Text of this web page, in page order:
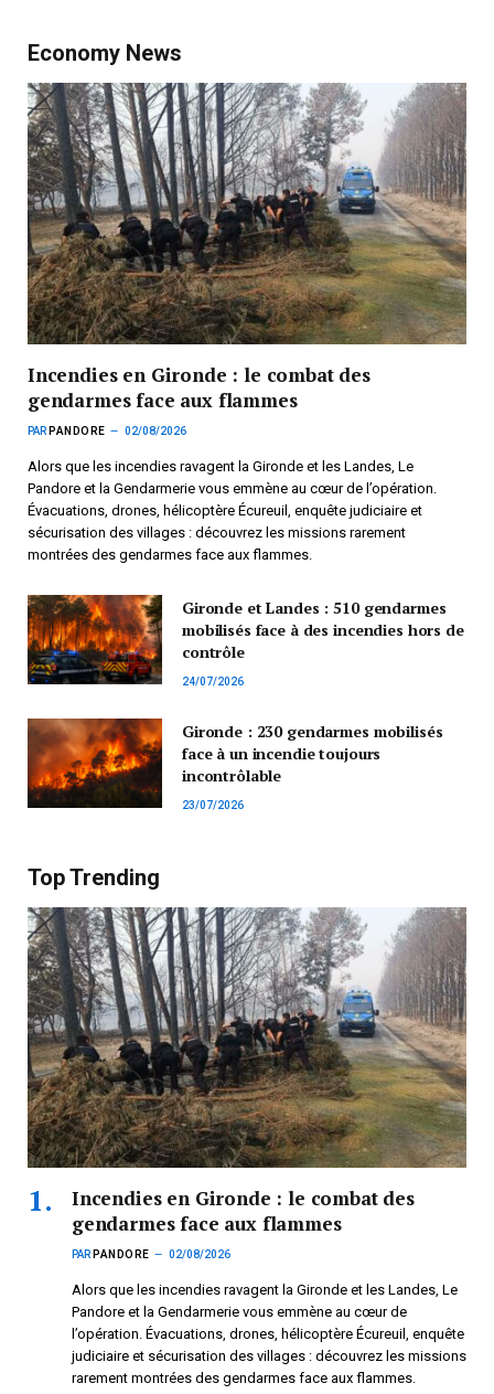
Economy News
Incendies en Gironde : le combat des
gendarmes face aux flammes
PAR PANDORE 02/08/2026
Alors que les incendies ravagent la Gironde et les Landes, Le
Pandore et la Gendarmerie vous emmène au cœur de l’opération.
Évacuations, drones, hélicoptère Écureuil, enquête judiciaire et
sécurisation des villages : découvrez les missions rarement
montrées des gendarmes face aux flammes.
Gironde et Landes : 510 gendarmes
mobilisés face à des incendies hors de
contrôle
24/07/2026
Gironde : 230 gendarmes mobilisés
face à un incendie toujours
incontrôlable
23/07/2026
Top Trending
Incendies en Gironde : le combat des
gendarmes face aux flammes
PAR PANDORE 02/08/2026
Alors que les incendies ravagent la Gironde et les Landes, Le
Pandore et la Gendarmerie vous emmène au cœur de
l’opération. Évacuations, drones, hélicoptère Écureuil, enquête
judiciaire et sécurisation des villages : découvrez les missions
rarement montrées des gendarmes face aux flammes.